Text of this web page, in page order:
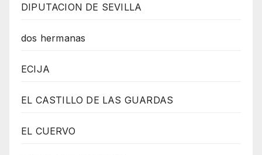
DIPUTACION DE SEVILLA
dos hermanas
ECIJA
EL CASTILLO DE LAS GUARDAS
EL CUERVO